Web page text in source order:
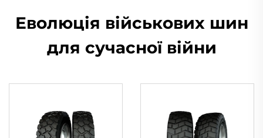
Еволюція військових шин
для сучасної війни